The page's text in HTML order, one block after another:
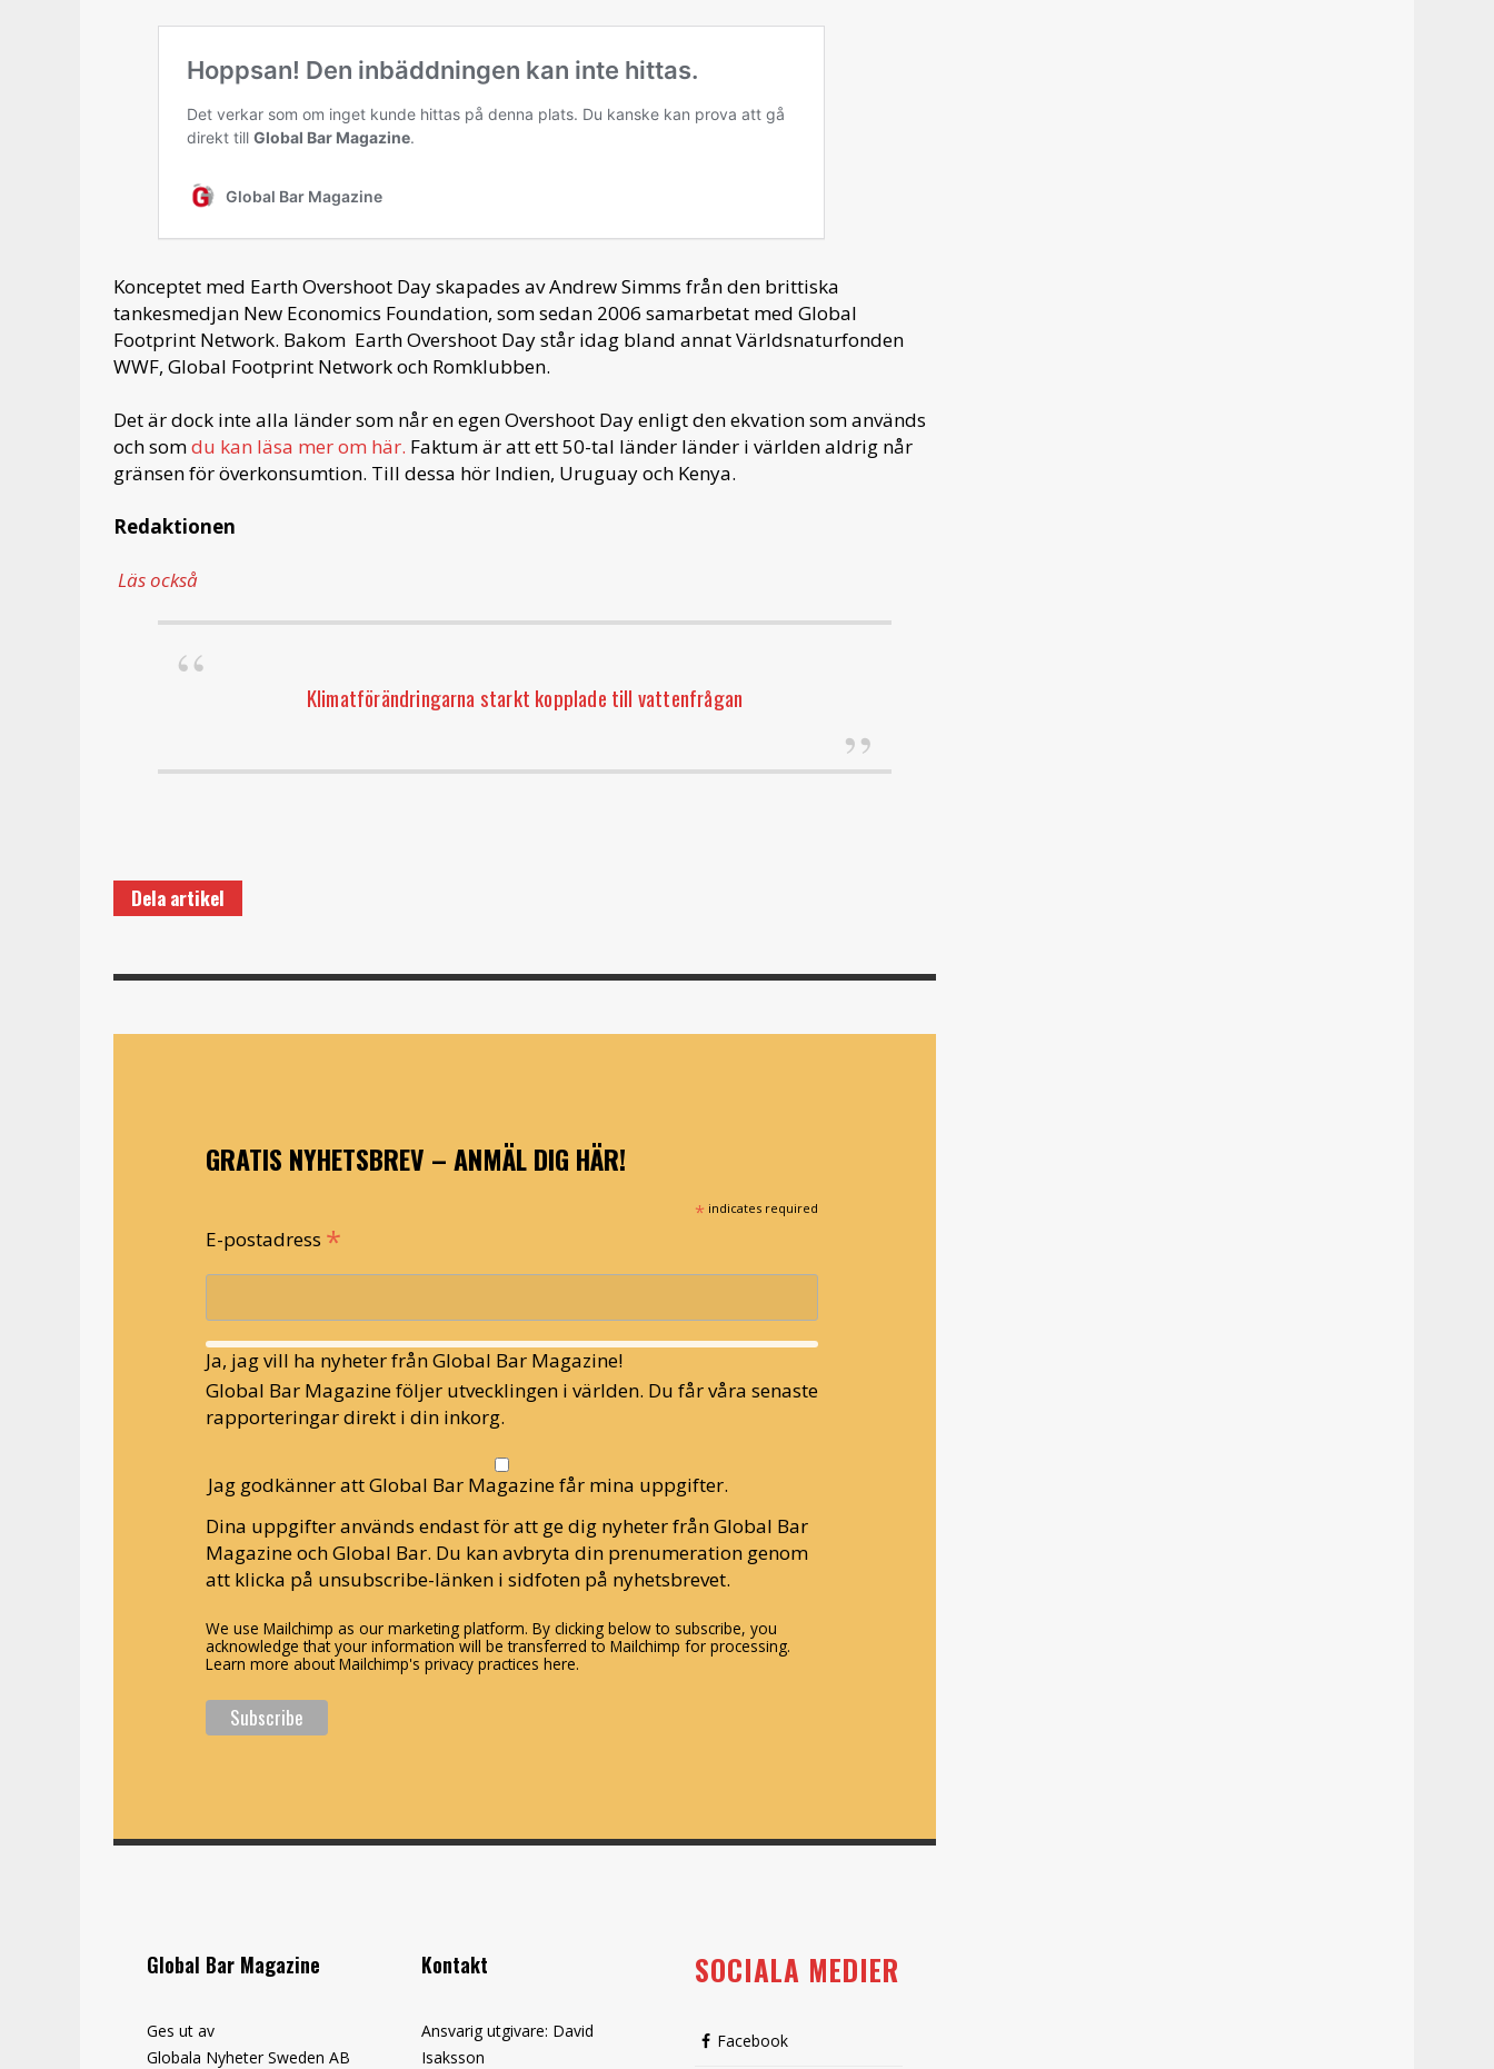
Konceptet med Earth Overshoot Day skapades av Andrew Simms från den brittiska
tankesmedjan New Economics Foundation, som sedan 2006 samarbetat med Global
Footprint Network. Bakom Earth Overshoot Day står idag bland annat Världsnaturfonden
WWF, Global Footprint Network och Romklubben.
Det är dock inte alla länder som når en egen Overshoot Day enligt den ekvation som används
och somdu kan läsa mer om här. Faktum är att ett 50-tal länder länder i världen aldrig når
gränsen för överkonsumtion. Till dessa hör Indien, Uruguay och Kenya.
Redaktionen
Läs också
Klimatförändringarna starkt kopplade till vattenfrågan
Dela artikel
GRATIS NYHETSBREV – ANMÄL DIG HÄR!
* indicates required
E-postadress *
Ja, jag vill ha nyheter från Global Bar Magazine!
Global Bar Magazine följer utvecklingen i världen. Du får våra senaste
rapporteringar direkt i din inkorg.
Jag godkänner att Global Bar Magazine får mina uppgifter.
Dina uppgifter används endast för att ge dig nyheter från Global Bar
Magazine och Global Bar. Du kan avbryta din prenumeration genom
att klicka på unsubscribe-länken i sidfoten på nyhetsbrevet.
We use Mailchimp as our marketing platform. By clicking below to subscribe, you
acknowledge that your information will be transferred to Mailchimp for processing.
Learn more about Mailchimp's privacy practices here.
Global Bar Magazine
Ges ut av
Globala Nyheter Sweden AB
Kontakt
Ansvarig utgivare: David
Isaksson
SOCIALA MEDIER
Facebook